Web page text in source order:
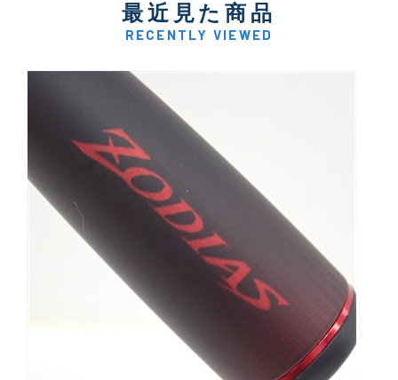
最近見た商品
RECENTLY VIEWED